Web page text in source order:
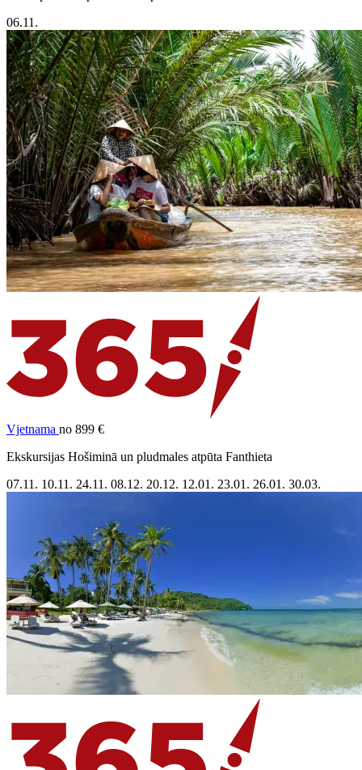
06.11.
Vjetnama no 899 €
Ekskursijas Hošiminā un pludmales atpūta Fanthieta
07.11. 10.11. 24.11. 08.12. 20.12. 12.01. 23.01. 26.01. 30.03.